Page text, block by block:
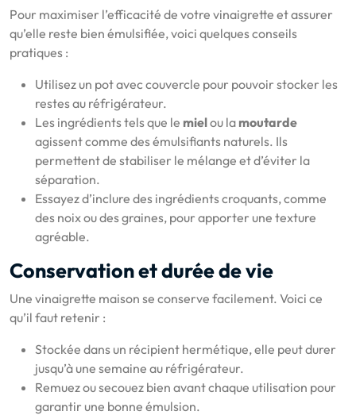
Pour maximiser l’efficacité de votre vinaigrette et assurer
qu’elle reste bien émulsifiée, voici quelques conseils
pratiques :
Utilisez un pot avec couvercle pour pouvoir stocker les
restes au réfrigérateur.
Les ingrédients tels que le mielou la moutarde
agissent comme des émulsifiants naturels. Ils
permettent de stabiliser le mélange et d’éviter la
séparation.
Essayez d’inclure des ingrédients croquants, comme
des noix ou des graines, pour apporter une texture
agréable.
Conservation et durée de vie
Une vinaigrette maison se conserve facilement. Voici ce
qu’il faut retenir :
Stockée dans un récipient hermétique, elle peut durer
jusqu’à une semaine au réfrigérateur.
Remuez ou secouez bien avant chaque utilisation pour
garantir une bonne émulsion.